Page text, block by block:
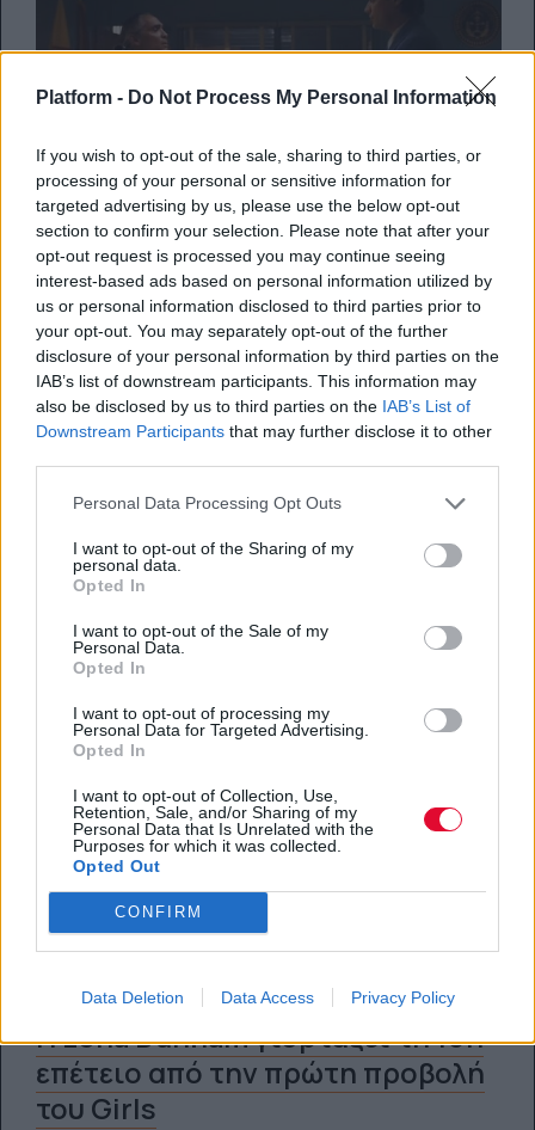
Platform - Do Not Process My Personal Information
If you wish to opt-out of the sale, sharing to third parties, or
processing of your personal or sensitive information for
targeted advertising by us, please use the below opt-out
section to confirm your selection. Please note that after your
opt-out request is processed you may continue seeing
interest-based ads based on personal information utilized by
us or personal information disclosed to third parties prior to
your opt-out. You may separately opt-out of the further
disclosure of your personal information by third parties on the
IAB’s list of downstream participants. This information may
also be disclosed by us to third parties on the IAB’s List of
Downstream Participants that may further disclose it to other
Personal Data Processing Opt Outs
I want to opt-out of the Sharing of my
personal data.
Opted In
I want to opt-out of the Sale of my
Personal Data.
Opted In
I want to opt-out of processing my
Personal Data for Targeted Advertising.
Opted In
I want to opt-out of Collection, Use,
Retention, Sale, and/or Sharing of my
Personal Data that Is Unrelated with the
Purposes for which it was collected.
Opted Out
CONFIRM
Data Deletion Data Access Privacy Policy
Δείτε το trailer της
ολοκαίνουριας σειράς των
George R.R. Martin και Robert
Redford με τίτλο Dark Winds
απομακρυσμένο φυλάκιο του N...
Ναταλία Πετρίτη
H Lena Dunham γιορτάζει τη 10η
επέτειο από την πρώτη προβολή
του Girls